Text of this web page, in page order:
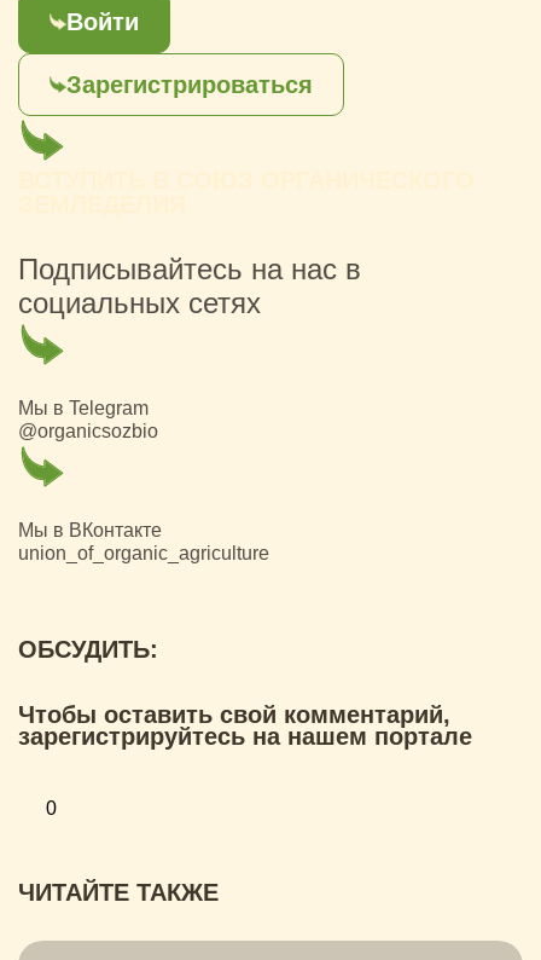
Войти
Зарегистрироваться
Подписывайтесь на нас в
социальных сетях
Мы в Telegram
@organicsozbio
Мы в ВКонтакте
union_of_organic_agriculture
ОБСУДИТЬ:
Чтобы оставить свой комментарий,
зарегистрируйтесь на нашем портале
0
ЧИТАЙТЕ ТАКЖЕ